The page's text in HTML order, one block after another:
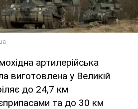
артилерійська
виготовлена у Великій
до 24,7 км
та до 30 км